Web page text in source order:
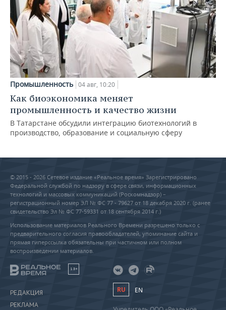
Промышленность 04 авг, 10:20
Как биоэкономика меняет
промышленность и качество жизни
В Татарстане обсудили интеграцию биотехнологий в
производство, образование и социальную сферу
© 2015 - 2026 Сетевое издание «Реальное время» Зарегистрировано
Федеральной службой по надзору в сфере связи, информационных
технологий и массовых коммуникаций (Роскомнадзор) –
регистрационный номер ЭЛ № ФС 77 - 79627 от 18 декабря 2020 г. (ранее
свидетельство Эл № ФС 77-59331 от 18 сентября 2014 г.)
Использование материалов Реального Времени разрешено только с
предварительного согласия правообладателей, упоминание сайта и
прямая гиперссылка обязательны при частичном или полном
воспроизведении материалов.
18+
РЕДАКЦИЯ
РЕКЛАМА
RU EN